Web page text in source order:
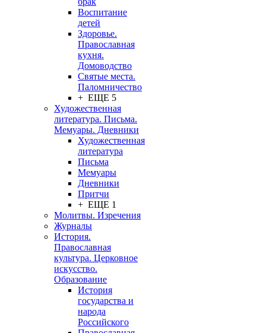
Воспитание
детей
Здоровье.
Православная
кухня.
Домоводство
Святые места.
Паломничество
+ ЕЩЕ 5
Художественная
литература. Письма.
Мемуары. Дневники
Художественная
литература
Письма
Мемуары
Дневники
Притчи
+ ЕЩЕ 1
Молитвы. Изречения
Журналы
История.
Православная
культура. Церковное
искусство.
Образование
История
государства и
народа
Российского